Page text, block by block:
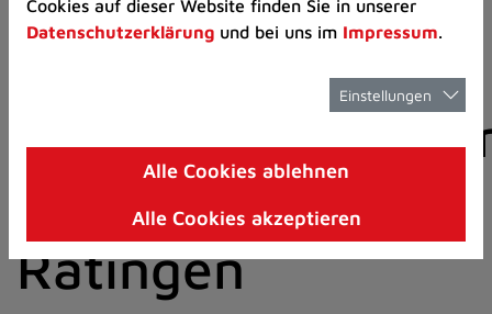
M)
Zur
8)
I)
Aktuelles Pressemitteilungen
der Stadt
Ratingen
Cookies auf dieser Website finden Sie in unserer
Datenschutzerklärung und bei uns im Impressum.
Einstellungen
Alle Cookies ablehnen
Alle Cookies akzeptieren